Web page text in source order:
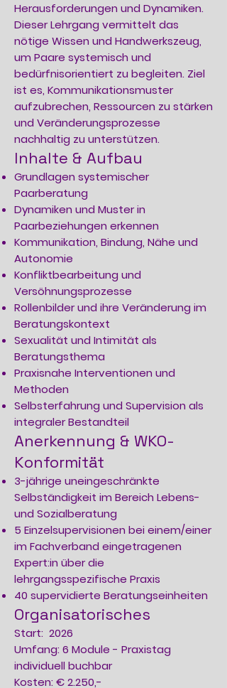
Herausforderungen und Dynamiken.
Dieser Lehrgang vermittelt das
nötige Wissen und Handwerkszeug,
um Paare systemisch und
bedürfnisorientiert zu begleiten. Ziel
ist es, Kommunikationsmuster
aufzubrechen, Ressourcen zu stärken
und Veränderungsprozesse
nachhaltig zu unterstützen.
Inhalte & Aufbau
Grundlagen systemischer
Paarberatung
Dynamiken und Muster in
Paarbeziehungen erkennen
Kommunikation, Bindung, Nähe und
Autonomie
Konfliktbearbeitung und
Versöhnungsprozesse
Rollenbilder und ihre Veränderung im
Beratungskontext
Sexualität und Intimität als
Beratungsthema
Praxisnahe Interventionen und
Methoden
Selbsterfahrung und Supervision als
integraler Bestandteil
Anerkennung & WKO-
Konformität
3-jährige uneingeschränkte
Selbständigkeit im Bereich Lebens-
und Sozialberatung
5 Einzelsupervisionen bei einem/einer
im Fachverband eingetragenen
Expert:in über die
lehrgangsspezifische Praxis
40 supervidierte Beratungseinheiten
Organisatorisches
Start: 2026
Umfang: 6 Module - Praxistag
individuell buchbar
Kosten: € 2.250,-